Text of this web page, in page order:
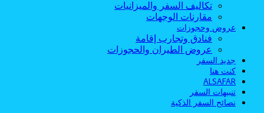
تكاليف السفر والميزانيات
مقارنات الوجهات
عروض وحجوزات
فنادق وتجارب إقامة
عروض الطيران والحجوزات
جديد السفر
كنت هنا
ALSAFAR
تنبيهات السفر
نصائح السفر الذكية